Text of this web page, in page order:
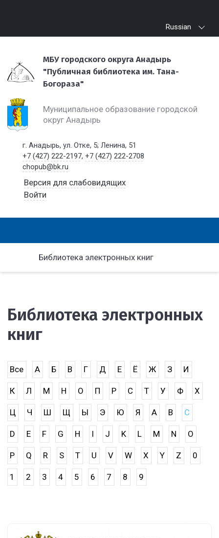
Russian
МБУ городского округа Анадырь
"Публичная библиотека им. Тана-
Богораза"
Муниципальное образование городской
округ Анадырь
г. Анадырь, ул. Отке, 5; Ленина, 51
+7 (427) 222-2197,+7 (427) 222-2708
chopub@bk.ru
Версия для слабовидящих
Войти
Библиотека электронных книг
Библиотека электронных
книг
Все А Б В Г Д Е Ё Ж З И
К Л М Н О П Р С Т У Ф Х
Ц Ч Ш Щ Ы Э Ю Я A B C
D E F G H I J K L M N O
P Q R S T U V W X Y Z 0
1 2 3 4 5 6 7 8 9